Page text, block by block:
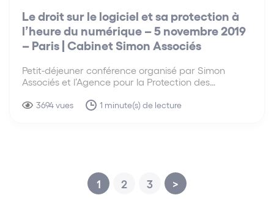
Le droit sur le logiciel et sa protection à
l’heure du numérique – 5 novembre 2019
– Paris | Cabinet Simon Associés
Petit-déjeuner conférence organisé par Simon
Associés et l’Agence pour la Protection des
octobre, Simon Associés et l’Agence pour la
3694 vues 1 minute(s) de lecture
1 2 3 >